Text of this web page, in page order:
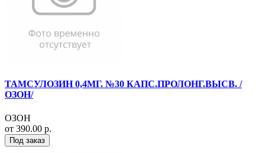
ТАМСУЛОЗИН 0,4МГ. №30 КАПС.ПРОЛОНГ.ВЫСВ. /
ОЗОН/
ОЗОН
от 390.00 р.
Под заказ